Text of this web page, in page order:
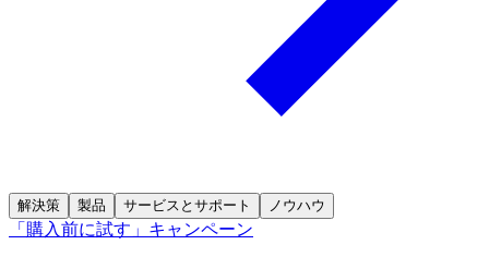
解決策 製品 サービスとサポート ノウハウ
「購入前に試す」キャンペーン